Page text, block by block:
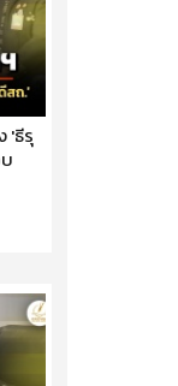
'ธีรุ